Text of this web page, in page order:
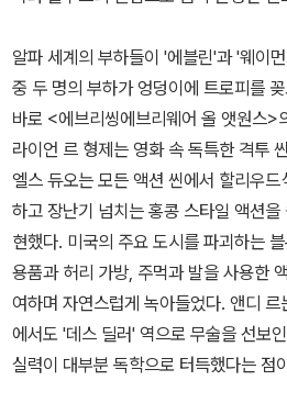
알파 세계의 부하들이 '에블린'과 '웨이
중 두 명의 부하가 엉덩이에 트로피를
바로 <에브리씽에브리웨어 올 앳원스>
라이언 르 형제는 영화 속 독특한 격투
엘스 듀오는 모든 액션 씬에서 할리우
하고 장난기 넘치는 홍콩 스타일 액션
현했다. 미국의 주요 도시를 파괴하는
용품과 허리 가방, 주먹과 발을 사용한
여하며 자연스럽게 녹아들었다. 앤디
에서도 '데스 딜러' 역으로 무술을 선보
실력이 대부분 독학으로 터득했다는 점